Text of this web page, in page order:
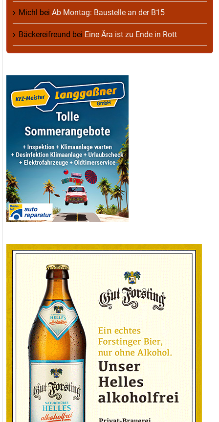
Michl bei Ab Montag: Baustelle an der B15
Bäckereifreund bei Eine Ära ist zu Ende in Rott